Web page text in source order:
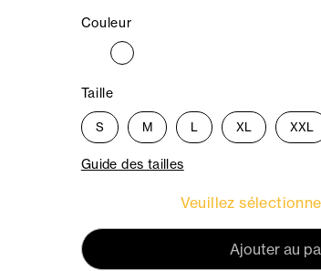
Couleur
Taille
S M L XL XXL
Guide des tailles
Veuillez
Ajouter au